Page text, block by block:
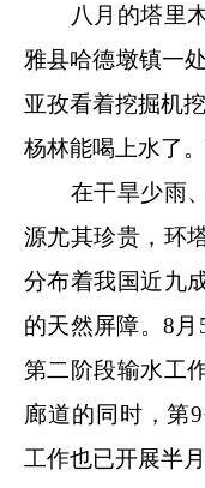
八月的塔里木
雅县哈德墩镇一
亚孜看着挖掘机
杨林能喝上水了
在干旱少雨、
源尤其珍贵，环
分布着我国近九
的天然屏障。8
第二阶段输水工
廊道的同时，第
工作也已开展半